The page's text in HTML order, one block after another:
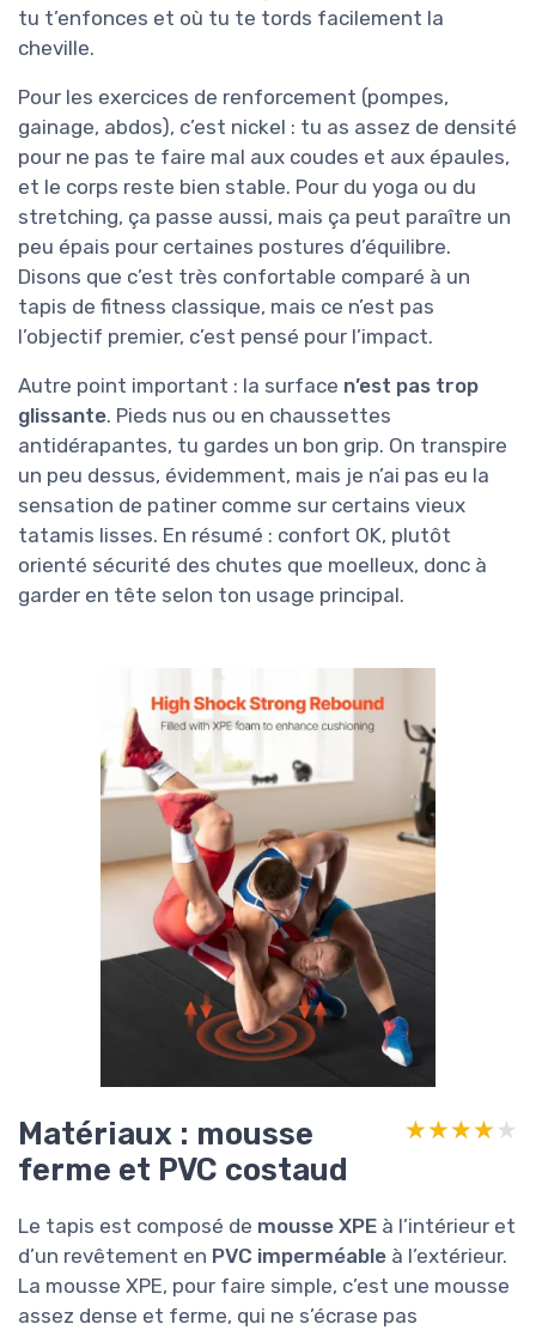
tu t’enfonces et où tu te tords facilement la
cheville.
Pour les exercices de renforcement (pompes,
gainage, abdos), c’est nickel : tu as assez de densité
pour ne pas te faire mal aux coudes et aux épaules,
et le corps reste bien stable. Pour du yoga ou du
stretching, ça passe aussi, mais ça peut paraître un
peu épais pour certaines postures d’équilibre.
Disons que c’est très confortable comparé à un
tapis de fitness classique, mais ce n’est pas
l’objectif premier, c’est pensé pour l’impact.
Autre point important : la surface n’est pas trop
glissante. Pieds nus ou en chaussettes
antidérapantes, tu gardes un bon grip. On transpire
un peu dessus, évidemment, mais je n’ai pas eu la
sensation de patiner comme sur certains vieux
tatamis lisses. En résumé : confort OK, plutôt
orienté sécurité des chutes que moelleux, donc à
garder en tête selon ton usage principal.
Matériaux : mousse
ferme et PVC costaud
★★★★★
★★★★★
Le tapis est composé de mousse XPE à l’intérieur et
d’un revêtement en PVC imperméable à l’extérieur.
La mousse XPE, pour faire simple, c’est une mousse
assez dense et ferme, qui ne s’écrase pas